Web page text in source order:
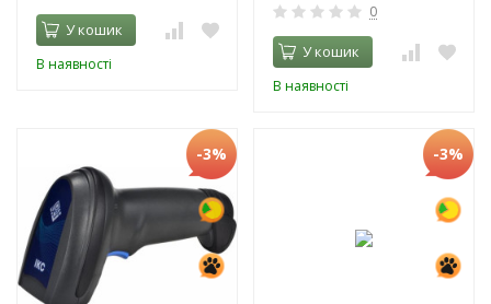
У кошик
В наявності
0
У кошик
В наявності
-3% -3%